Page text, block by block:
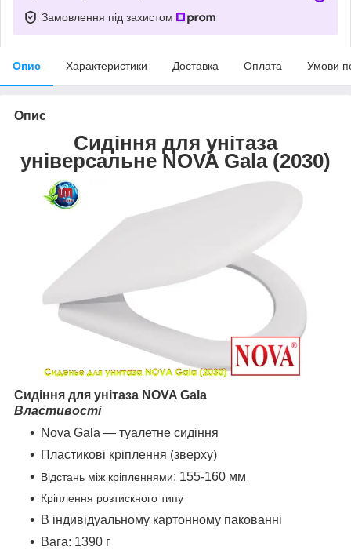
Замовлення під захистом
Опис Характеристики Доставка Оплата Умови
Опис
Сидіння для унітаза
універсальне NOVA Gala (2030)
Сидіння для унітаза NOVA Gala
Властивості
Nova Gala — туалетне сидіння
Пластикові кріплення (зверху)
Відстань між кріпленнями: 155-160 мм
Кріплення розтискного типу
В індивідуальному картонному пакованні
Вага: 1390 г